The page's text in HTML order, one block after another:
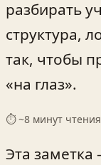
разбирать
структура,
так, чтобы
«на глаз».
⏱ ~8 минут чтения
Эта